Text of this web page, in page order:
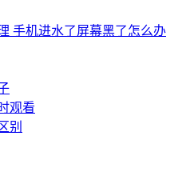
手机进水了屏幕黑了怎么办
观看
别